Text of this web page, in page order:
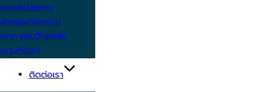
ละหน่วยงาน
ารและกิจกรรม
ากาศในวิทยาลัย
านกับเรา
ติดต่อเรา